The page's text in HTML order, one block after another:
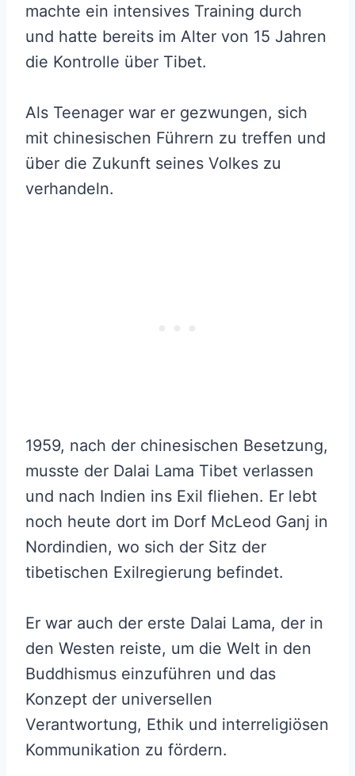
machte ein intensives Training durch
und hatte bereits im Alter von 15 Jahren
die Kontrolle über Tibet.
Als Teenager war er gezwungen, sich
mit chinesischen Führern zu treffen und
über die Zukunft seines Volkes zu
verhandeln.
1959, nach der chinesischen Besetzung,
musste der Dalai Lama Tibet verlassen
und nach Indien ins Exil fliehen. Er lebt
noch heute dort im Dorf McLeod Ganj in
Nordindien, wo sich der Sitz der
tibetischen Exilregierung befindet.
Er war auch der erste Dalai Lama, der in
den Westen reiste, um die Welt in den
Buddhismus einzuführen und das
Konzept der universellen
Verantwortung, Ethik und interreligiösen
Kommunikation zu fördern.